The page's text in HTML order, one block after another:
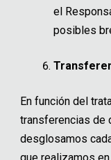
el
posibles
En función del
transferencias de
desglosamos